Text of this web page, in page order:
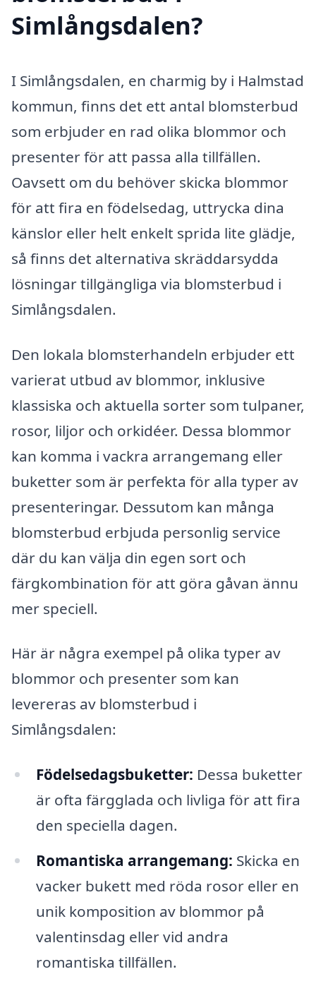
Simlångsdalen?
I Simlångsdalen, en charmig by i Halmstad
kommun, finns det ett antal blomsterbud
som erbjuder en rad olika blommor och
presenter för att passa alla tillfällen.
Oavsett om du behöver skicka blommor
för att fira en födelsedag, uttrycka dina
känslor eller helt enkelt sprida lite glädje,
så finns det alternativa skräddarsydda
lösningar tillgängliga via blomsterbud i
Simlångsdalen.
Den lokala blomsterhandeln erbjuder ett
varierat utbud av blommor, inklusive
klassiska och aktuella sorter som tulpaner,
rosor, liljor och orkidéer. Dessa blommor
kan komma i vackra arrangemang eller
buketter som är perfekta för alla typer av
presenteringar. Dessutom kan många
blomsterbud erbjuda personlig service
där du kan välja din egen sort och
färgkombination för att göra gåvan ännu
mer speciell.
Här är några exempel på olika typer av
blommor och presenter som kan
levereras av blomsterbud i
Simlångsdalen:
Födelsedagsbuketter: Dessa buketter
är ofta färgglada och livliga för att fira
den speciella dagen.
Romantiska arrangemang: Skicka en
vacker bukett med röda rosor eller en
unik komposition av blommor på
valentinsdag eller vid andra
romantiska tillfällen.